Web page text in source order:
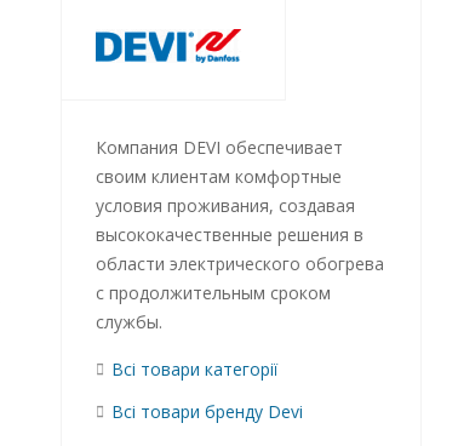
Компания DEVI обеспечивает
своим клиентам комфортные
условия проживания, создавая
высококачественные решения в
области электрического обогрева
с продолжительным сроком
службы.
Всі товари категорії
Всі товари бренду Devi